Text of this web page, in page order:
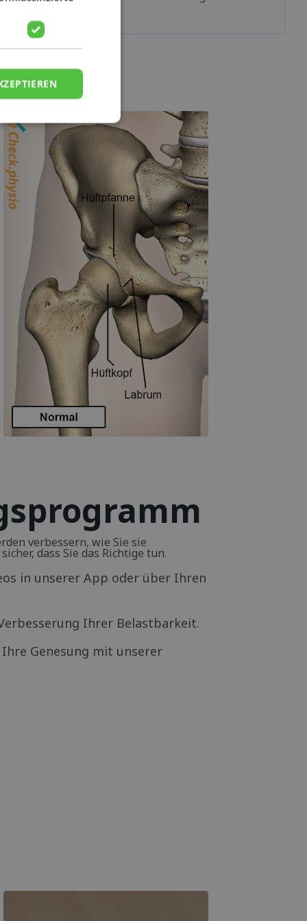
Zuhauses
verbessern, wie Sie sie
dass Sie das Richtige tun.
in unserer App oder über Ihren
Ihrer Belastbarkeit.
Genesung mit unserer